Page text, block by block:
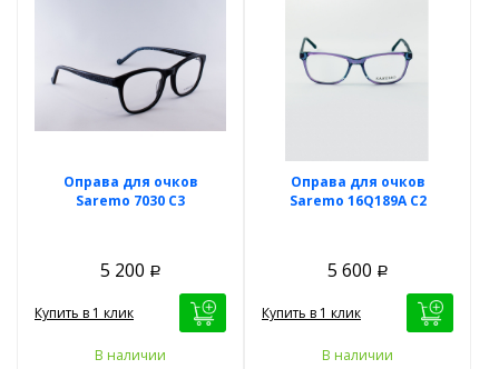
Оправа для очков
Saremo 7030 C3
5 200 Р
Купить в 1 клик
В наличии
Оправа для очков
Saremo 16Q189A C2
5 600 Р
Купить в 1 клик
В наличии